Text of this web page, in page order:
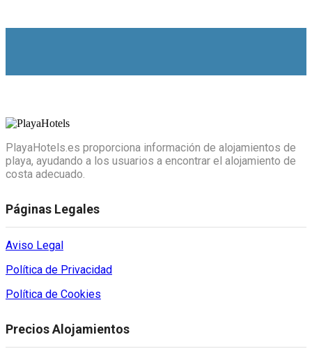
PlayaHotels.es proporciona información de alojamientos de
playa, ayudando a los usuarios a encontrar el alojamiento de
costa adecuado.
Páginas Legales
Aviso Legal
Política de Privacidad
Política de Cookies
Precios Alojamientos